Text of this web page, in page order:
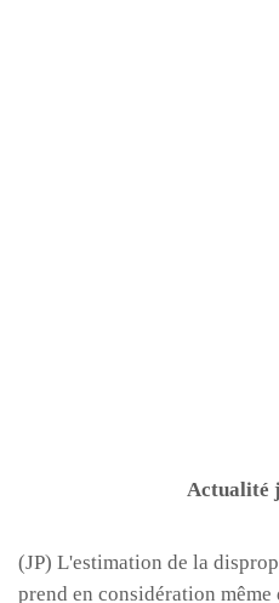
Actualité
(JP) L'estimation de la
prend en considération